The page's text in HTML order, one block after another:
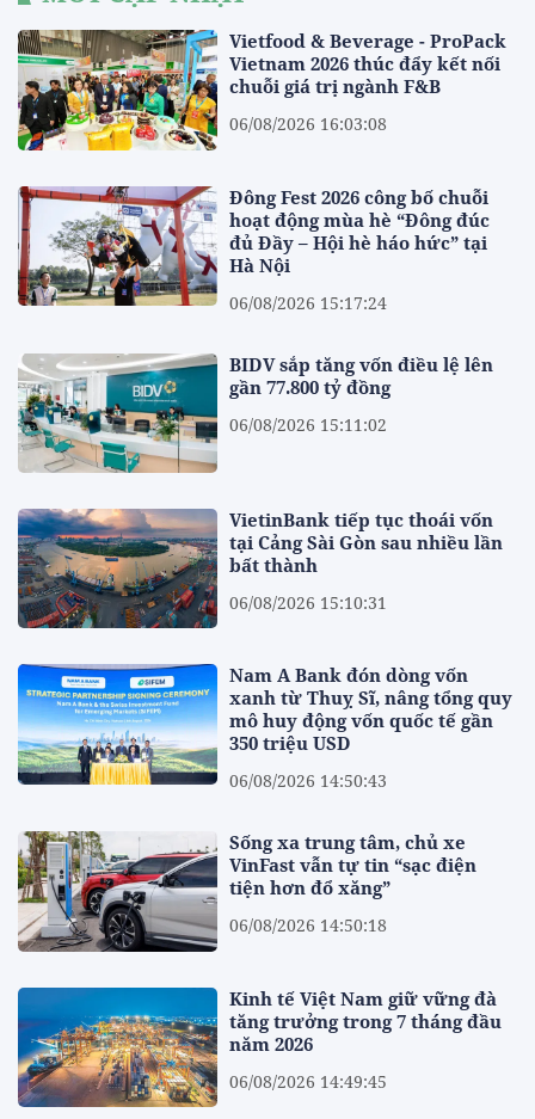
Vietfood & Beverage - ProPack
Vietnam 2026 thúc đẩy kết nối
chuỗi giá trị ngành F&B
06/08/2026 16:03:08
Đông Fest 2026 công bố chuỗi
hoạt động mùa hè “Đông đúc
đủ Đầy – Hội hè háo hức” tại
Hà Nội
06/08/2026 15:17:24
BIDV sắp tăng vốn điều lệ lên
gần 77.800 tỷ đồng
06/08/2026 15:11:02
VietinBank tiếp tục thoái vốn
tại Cảng Sài Gòn sau nhiều lần
bất thành
06/08/2026 15:10:31
Nam A Bank đón dòng vốn
xanh từ Thuỵ Sĩ, nâng tổng quy
mô huy động vốn quốc tế gần
350 triệu USD
06/08/2026 14:50:43
Sống xa trung tâm, chủ xe
VinFast vẫn tự tin “sạc điện
tiện hơn đổ xăng”
06/08/2026 14:50:18
Kinh tế Việt Nam giữ vững đà
tăng trưởng trong 7 tháng đầu
năm 2026
06/08/2026 14:49:45